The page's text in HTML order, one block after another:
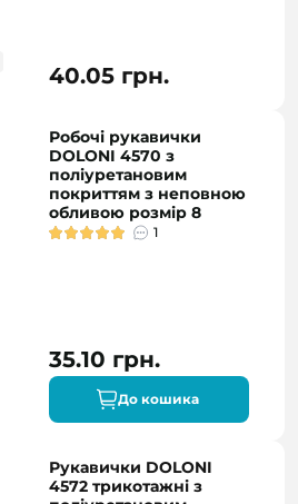
40.05 грн.
Робочі рукавички
DOLONI 4570 з
поліуретановим
покриттям з неповною
обливою розмір 8
1
35.10 грн.
До кошика
Рукавички DOLONI
4572 трикотажні з